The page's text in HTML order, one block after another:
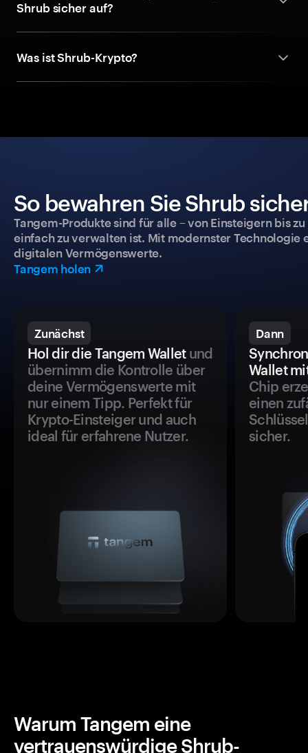
Shrub sicher auf?
Was ist Shrub-Krypto?
So bewahren Sie Shrub
Tangem-Produkte sind für alle – von Einsteigern bis
einfach zu verwalten ist. Mit modernster
digitalen Vermögenswerte.
Tangem holen
Zunächst
Hol dir die Tangem Walletund
übernimm die Kontrolle über
deine Vermögenswerte mit
nur einem Tipp. Perfekt für
Krypto-Einsteiger und auch
ideal für erfahrene Nutzer.
Dann
Wallet
Chip
einen
sicher.
Warum Tangem eine
vertrauenswürdige Shrub-